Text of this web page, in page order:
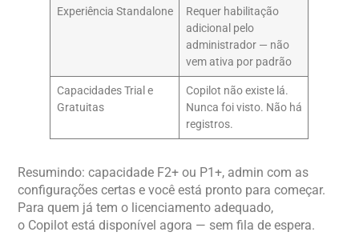
Experiência Standalone
Requer habilitação
adicional pelo
administrador — não
vem ativa por padrão
Capacidades Trial e
Gratuitas
Copilot não existe lá.
Nunca foi visto. Não há
registros.
Resumindo: capacidade F2+ ou P1+, admin com as
configurações certas e você está pronto para começar.
Para quem já tem o licenciamento adequado,
o Copilot está disponível agora — sem fila de espera.